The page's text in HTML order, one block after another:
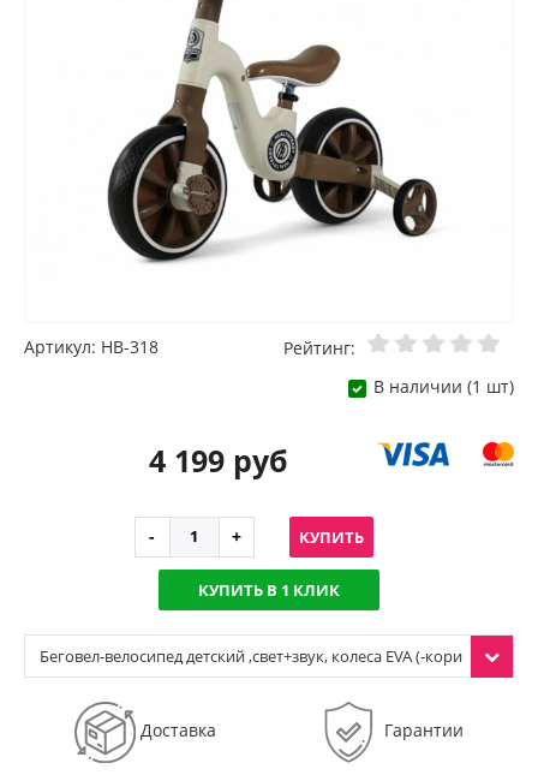
Артикул: HB-318
Рейтинг:
В наличии (1 шт)
4 199 руб
КУПИТЬ
КУПИТЬ В 1 КЛИК
Беговел-велосипед детский ,свет+звук, колеса EVA (-кори
чневый)
Доставка Гарантии